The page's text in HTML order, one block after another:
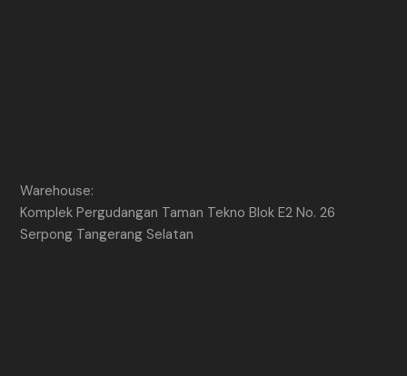
Warehouse:
Komplek Pergudangan Taman Tekno Blok E2 No. 26
Serpong Tangerang Selatan